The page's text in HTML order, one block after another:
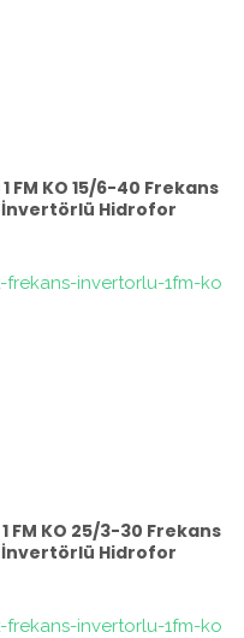
FM KO 15/6-40 Frekans
İnvertörlü Hidrofor
FM KO 25/3-30 Frekans
İnvertörlü Hidrofor